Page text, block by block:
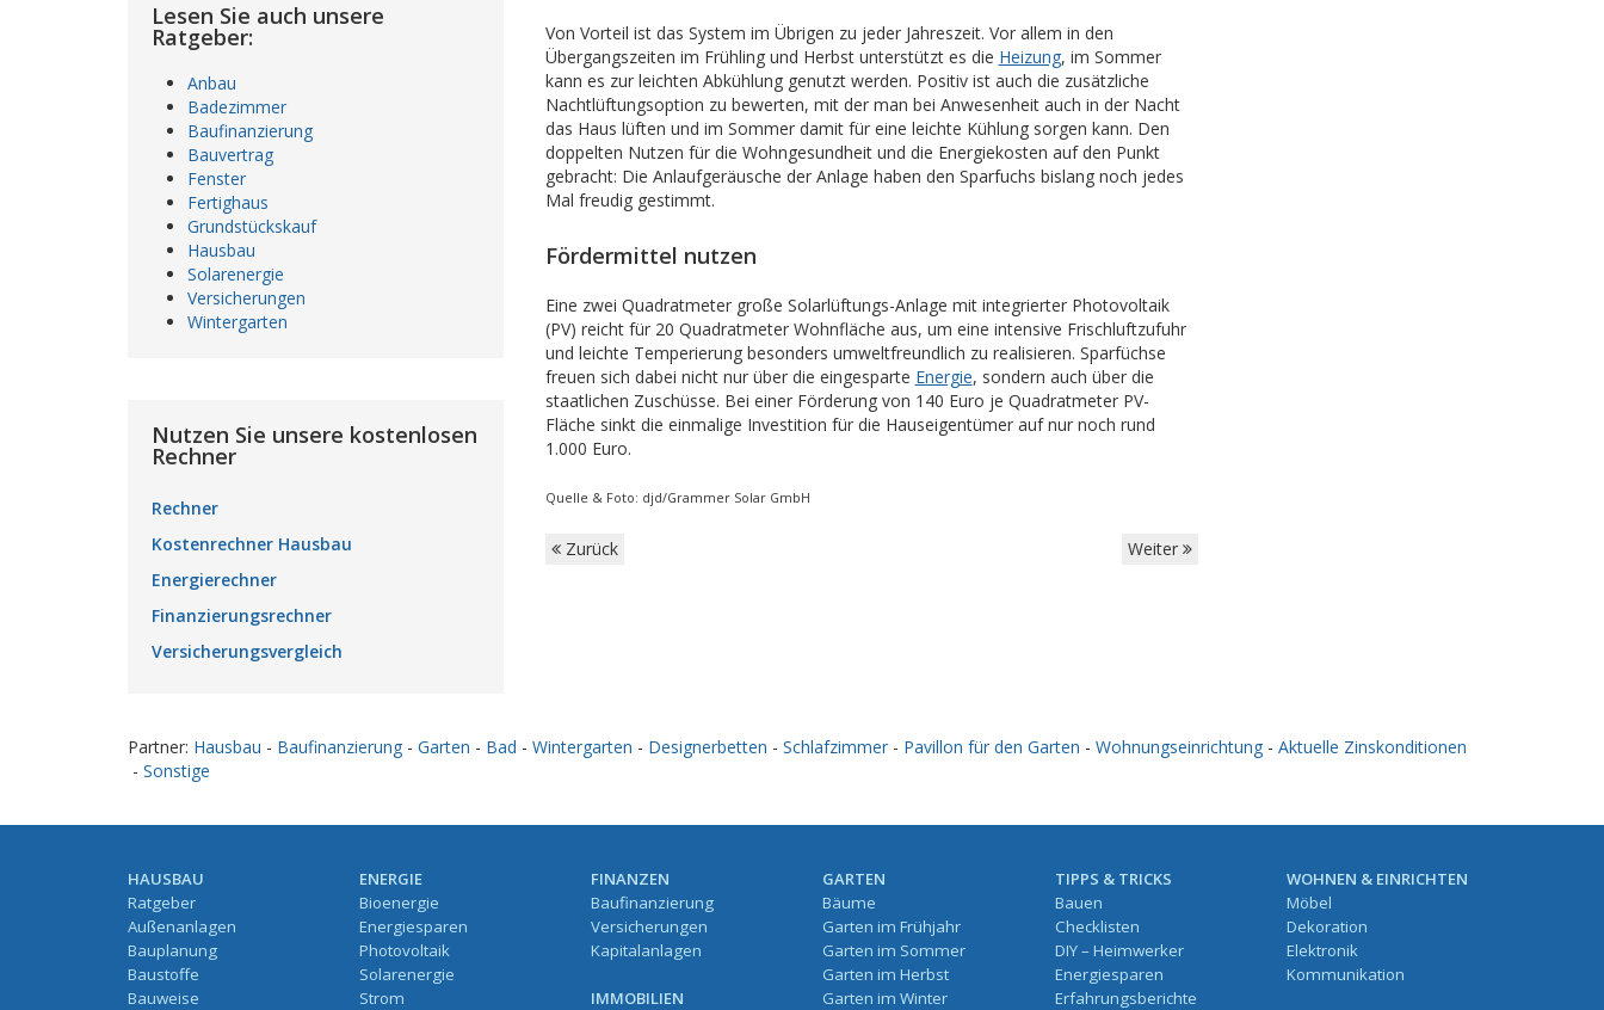
Von Vorteil ist das System im Übrigen zu jeder Jahreszeit. Vor allem in den
Übergangszeiten im Frühling und Herbst unterstützt es die Heizung, im Sommer
kann es zur leichten Abkühlung genutzt werden. Positiv ist auch die zusätzliche
Nachtlüftungsoption zu bewerten, mit der man bei Anwesenheit auch in der Nacht
das Haus lüften und im Sommer damit für eine leichte Kühlung sorgen kann. Den
doppelten Nutzen für die Wohngesundheit und die Energiekosten auf den Punkt
gebracht: Die Anlaufgeräusche der Anlage haben den Sparfuchs bislang noch jedes
Mal freudig gestimmt.
Fördermittel nutzen
Eine zwei Quadratmeter große Solarlüftungs-Anlage mit integrierter Photovoltaik
(PV) reicht für 20 Quadratmeter Wohnfläche aus, um eine intensive Frischluftzufuhr
und leichte Temperierung besonders umweltfreundlich zu realisieren. Sparfüchse
freuen sich dabei nicht nur über die eingesparte Energie, sondern auch über die
staatlichen Zuschüsse. Bei einer Förderung von 140 Euro je Quadratmeter PV-
Fläche sinkt die einmalige Investition für die Hauseigentümer auf nur noch rund
1.000 Euro.
Quelle & Foto: djd/Grammer Solar GmbH
Zurück Weiter
Lesen Sie auch unsere
Ratgeber:
Anbau
Badezimmer
Baufinanzierung
Bauvertrag
Fenster
Fertighaus
Grundstückskauf
Hausbau
Solarenergie
Versicherungen
Wintergarten
Nutzen Sie unsere kostenlosen
Rechner
Rechner
Kostenrechner Hausbau
Energierechner
Finanzierungsrechner
Versicherungsvergleich
Partner: Hausbau - Baufinanzierung - Garten - Bad - Wintergarten - Designerbetten - Schlafzimmer - Pavillon für den Garten - Wohnungseinrichtung - Aktuelle Zinskonditionen
- Sonstige
HAUSBAU
Ratgeber
Außenanlagen
Bauplanung
Baustoffe
Bauweise
ENERGIE
Bioenergie
Energiesparen
Photovoltaik
Solarenergie
Strom
FINANZEN
Baufinanzierung
Versicherungen
Kapitalanlagen
IMMOBILIEN
GARTEN
Bäume
Garten im Frühjahr
Garten im Sommer
Garten im Herbst
Garten im Winter
TIPPS & TRICKS
Bauen
Checklisten
DIY – Heimwerker
Energiesparen
Erfahrungsberichte
WOHNEN & EINRICHTEN
Möbel
Dekoration
Elektronik
Kommunikation